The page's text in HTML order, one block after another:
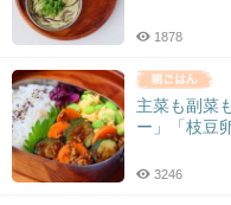
1878
主菜も副菜
ー」「枝豆
3246